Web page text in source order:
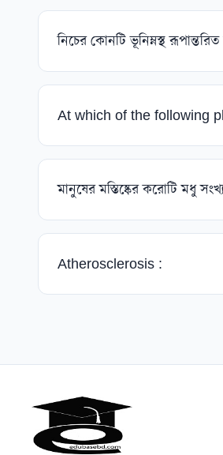
নিচের কোনটি ভূনিম্নস্থ
At which of the following
মানুষের মস্তিষ্কের করোটি মধু
Atherosclerosis :